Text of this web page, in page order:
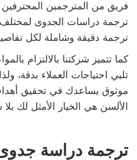
فريق من المترجمين
ترجمة دراسات الجدوى
ترجمة دقيقة وشاملة لكل
كما تتميز شركتنا بالالتزام
تلبي احتياجات العملاء بدقة،
موثوق يساعدك في تحقيق
الألسن هي الخيار الأمثل لك
ترجمة دراسة جدوى